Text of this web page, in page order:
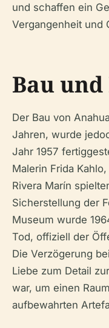
und schaffen ein
Vergangenheit und
Bau
Der Bau von
Jahren, wurde
Jahr 1957
Malerin Frida
Rivera Marín
Sicherstellung der
Museum wurde
Tod, offiziell der
Die Verzögerung
Liebe zum Detail
war, um einen
aufbewahrten